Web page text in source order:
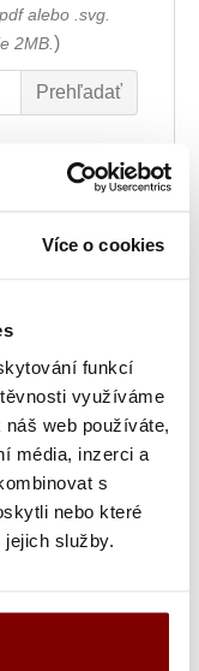
Více o cookies
funkcí
využíváme
web používáte,
média, inzerci a
s
nebo které
služby.
alebo .svg.
2MB. )